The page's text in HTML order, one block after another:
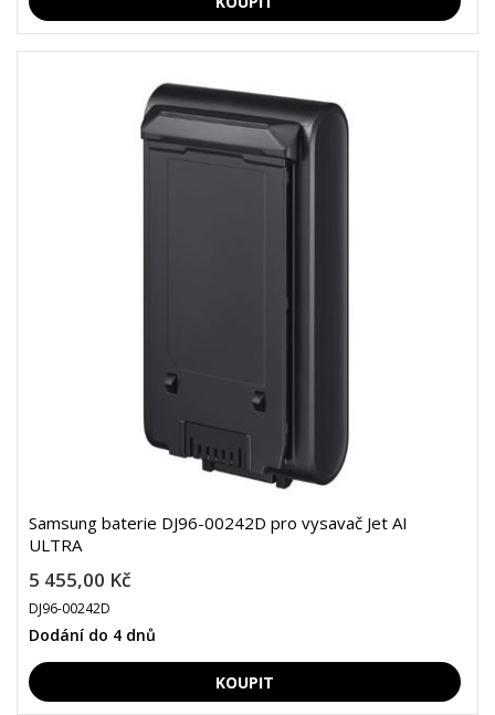
Samsung baterie DJ96-00242D pro vysavač Jet AI
ULTRA
5 455,00 Kč
DJ96-00242D
Dodání do 4 dnů